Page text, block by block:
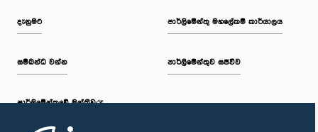
දැනුමට
සම්බන්ධ වන්න
පාර්ලි‌මේන්තුවේ මන්ත්‍රීවරු
පාර්ලිමේන්තු මහලේකම් කාර්යාලය
පාර්ලිමේන්තුව සජීවීව